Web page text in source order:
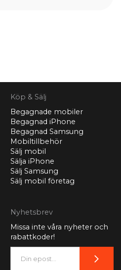
Köp & Sälj
Begagnade mobiler
Begagnad iPhone
Begagnad Samsung
Mobiltillbehör
Sälj mobil
Sälja iPhone
Sälj Samsung
Sälj mobil företag
Nyhetsbrev
Missa inte våra nyheter och
rabattkoder!